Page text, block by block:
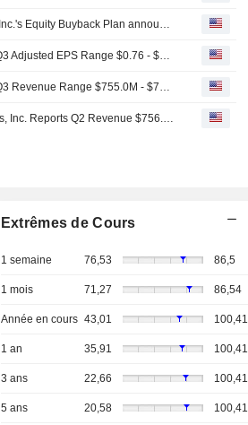
Tranche Update on Benchmark Electronics, Inc.'s Equity Buyback Plan announced on March 8, 2018.
(BHE) Benchmark Electronics, Inc. Expects Q3 Adjusted EPS Range $0.76 - $0.82
(BHE) Benchmark Electronics, Inc. Expects Q3 Revenue Range $755.0M - $795.0M
Earnings Flash (BHE) Benchmark Electronics, Inc. Reports Q2 Revenue $756.0M, vs. FactSet Est of $720.0M
Extrêmes de Cours
1 semaine 76,53 86,5
1 mois 71,27 86,54
Année en cours 43,01 100,41
1 an 35,91 100,41
3 ans 22,66 100,41
5 ans 20,58 100,41